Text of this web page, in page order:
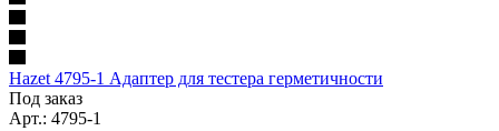
Hazet 4795-1 Адаптер для тестера герметичности
Под заказ
Арт.: 4795-1